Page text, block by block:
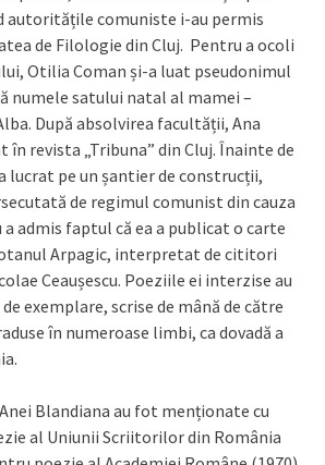
autoritățile comuniste i-au permis
de Filologie din Cluj. Pentru a ocoli
Otilia Coman și-a luat pseudonimul
numele satului natal al mamei –
După absolvirea facultății, Ana
în revista „Tribuna” din Cluj. Înainte de
lucrat pe un șantier de construcții,
de regimul comunist din cauza
admis faptul că ea a publicat o carte
Arpagic, interpretat de cititori
Ceaușescu. Poeziile ei interzise au
exemplare, scrise de mână de către
în numeroase limbi, ca dovadă a
Blandiana au fot menționate cu
al Uniunii Scriitorilor din România